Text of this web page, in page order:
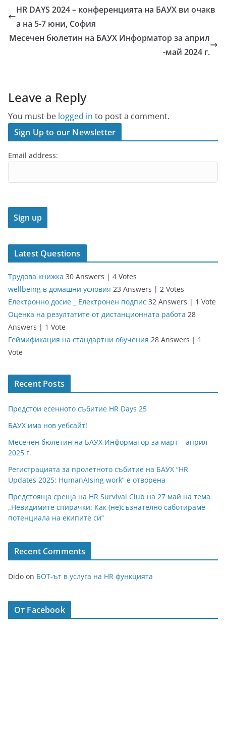
HR DAYS 2024 – конференцията на БАУХ ви очакв
а на 5-7 юни, София
Месечен бюлетин на БАУХ Информатор за април
-май 2024 г.
Leave a Reply
You must be logged in to post a comment.
Sign Up to our Newsletter
Email address:
Latest Questions
Трудова книжка 30 Answers | 4 Votes
wellbeing в домашни условия 23 Answers | 2 Votes
Електронно досие _ Електронен подпис 32 Answers | 1 Vote
Оценка на резултатите от дистанционната работа 28
Answers | 1 Vote
Геймификация на стандартни обучения 28 Answers | 1
Vote
Recent Posts
Предстои есенното събитие HR Days 25
БАУХ има нов уебсайт!
Месечен бюлетин на БАУХ Информатор за март – април
2025 г.
Регистрацията за пролетното събитие на БАУХ “HR
Updates 2025: HumanAIsing work” е отворена
Предстояща среща на HR Survival Club на 27 май на тема
„Невидимите спирачки: Как (не)съзнателно саботираме
потенциала на екипите си“
Recent Comments
Dido on БОТ-ът в услуга на HR функцията
От Facebook